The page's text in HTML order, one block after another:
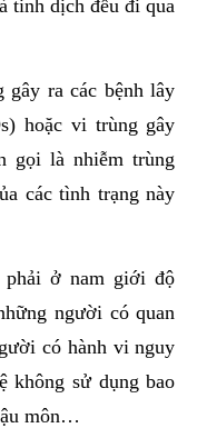
tinh dịch đều đi qua
ra các bệnh lây
hoặc vi trùng gây
gọi là nhiễm trùng
các tình trạng này
phải ở nam giới độ
người có quan
có hành vi nguy
không sử dụng bao
môn…